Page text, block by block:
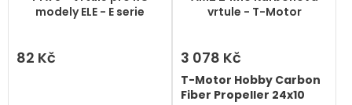
modely ELE - E serie
82 Kč
vrtule - T-Motor
3 078 Kč
T-Motor Hobby Carbon
Fiber Propeller 24x10